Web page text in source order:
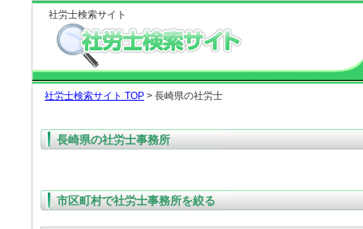
社労士検索サイト
社労士検索サイト TOP > 長崎県の社労士
長崎県の社労士事務所
市区町村で社労士事務所を絞る